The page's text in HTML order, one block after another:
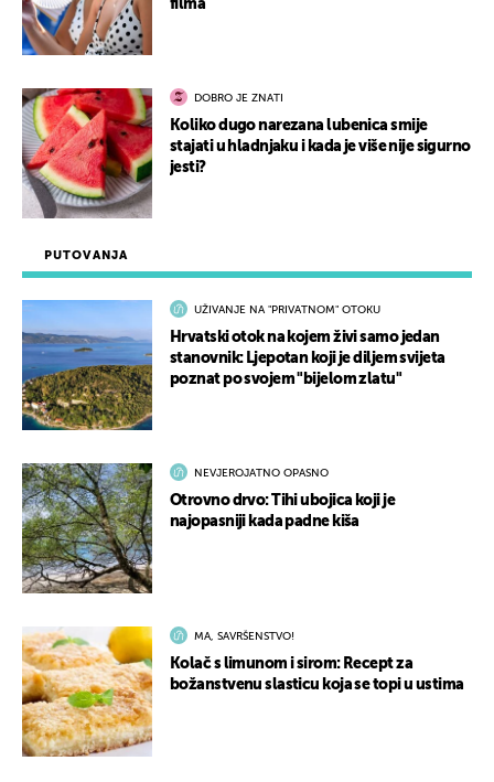
PUTOVANJA
UŽIVANJE NA "PRIVATNOM" OTOKU
Hrvatski otok na kojem živi samo jedan
stanovnik: Ljepotan koji je diljem svijeta
poznat po svojem "bijelom zlatu"
NEVJEROJATNO OPASNO
Otrovno drvo: Tihi ubojica koji je
najopasniji kada padne kiša
MA, SAVRŠENSTVO!
Kolač s limunom i sirom: Recept za
božanstvenu slasticu koja se topi u ustima
filma
DOBRO JE ZNATI
Koliko dugo narezana lubenica smije
stajati u hladnjaku i kada je više nije sigurno
jesti?